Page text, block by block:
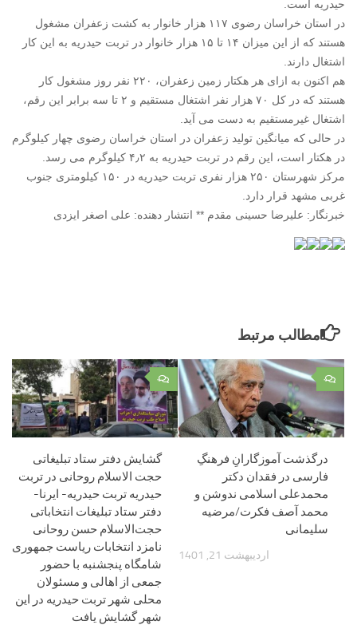
حیدریه است.
در استان خراسان رضوی ۱۱۷ هزار خانوار به کشت زعفران مشغول
هستند که از این میزان ۱۴ تا ۱۵ هزار خانوار در تربت حیدریه به این کار
اشتغال دارند.
هم اکنون به ازای هر هکتار زمین زعفران، ۲۲۰ نفر روز مشغول کار
هستند که در کل ۷۰ هزار نفر اشتغال مستقیم و ۲ تا سه برابر این رقم،
اشتغال غیرمستقیم به دست می آید.
در حالی که میانگین تولید زعفران در استان خراسان رضوی چهار کیلوگرم
در هکتار است، این رقم در تربت حیدریه به ۴٫۲ کیلوگرم می رسد.
مرکز شهرستان ۲۵۰ هزار نفری تربت حیدریه در ۱۵۰ کیلومتری جنوب
غربی مشهد قرار دارد.
خبرنگار: علیرضا حسینی مقدم ** انتشار دهنده: علی اصغر ایزدی
مطالب مرتبط
۰
گشایش دفتر ستاد تبلیغاتی
حجت الاسلام روحانی در تربت
حیدریه تربت حیدریه- ایرنا-
دفتر ستاد تبلیغات انتخاباتی
حجت‌الاسلام حسن روحانی
نامزد انتخابات ریاست جمهوری
شامگاه پنجشنبه با حضور
جمعی از اهالی و مسئولان
محلی شهر تربت حیدریه در این
شهر گشایش یافت
۰
درگذشت آموزگارانِ فرهنگِ
فارسی در فقدان دکتر
محمدعلی اسلامی ندوشن و
محمد آصف فکرت/مرضیه
سلیمانی
اردیبهشت 21, 1401